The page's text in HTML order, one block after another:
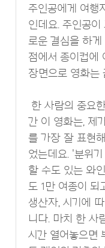
주인공에게 여행
인데요. 주인공
로운 결심을 하
점에서 종이컵에
장면으로 영화는
한 사람의 중요
간 이 영화는, 제
를 가장 잘 표현
었는데요. '분위
할 수도 있는 와
도 1만 여종이 되
생산자, 시기에
니다. 마치 한 사
시간 열어놓으면